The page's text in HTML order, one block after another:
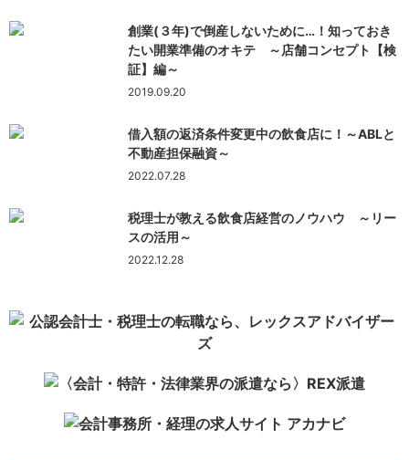
創業(３年)で倒産しないために…！知っておき
たい開業準備のオキテ ～店舗コンセプト【検
証】編～
2019.09.20
借入額の返済条件変更中の飲食店に！～ABLと
不動産担保融資～
2022.07.28
税理士が教える飲食店経営のノウハウ ～リー
スの活用～
2022.12.28